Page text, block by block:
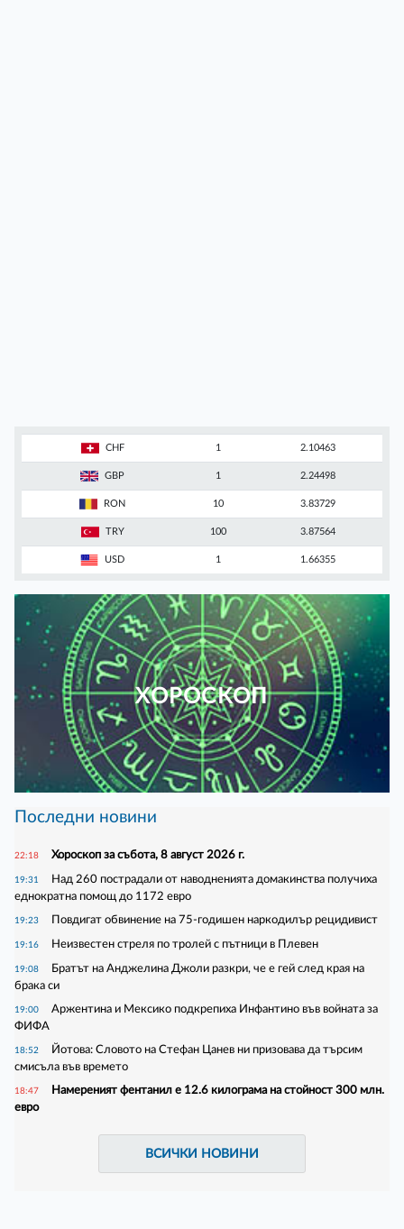
CHF 1 2.10463
GBP 1 2.24498
RON 10 3.83729
TRY 100 3.87564
USD 1 1.66355
ХОРОСКОП
Последни новини
22:18 Хороскоп за събота, 8 август 2026 г.
19:31
Над 260 пострадали от наводненията домакинства получиха
еднократна помощ до 1172 евро
19:23 Повдигат обвинение на 75-годишен наркодилър рецидивист
19:16 Неизвестен стреля по тролей с пътници в Плевен
19:08
Братът на Анджелина Джоли разкри, че е гей след края на
брака си
19:00
Аржентина и Мексико подкрепиха Инфантино във войната за
ФИФА
18:52
Йотова: Словото на Стефан Цанев ни призовава да търсим
смисъла във времето
18:47
Намереният фентанил е 12.6 килограма на стойност 300 млн.
евро
ВСИЧКИ НОВИНИ